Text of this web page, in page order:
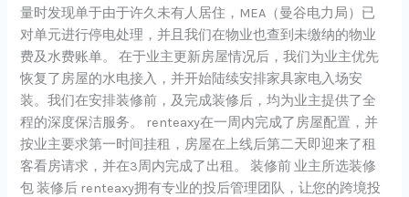
量时发现单于由于许久未有人居住，MEA（曼谷电力局）已
对单元进行停电处理，并且我们在物业也查到未缴纳的物业
费及水费账单。 在于业主更新房屋情况后，我们为业主优先
恢复了房屋的水电接入，并开始陆续安排家具家电入场安
装。我们在安排装修前，及完成装修后，均为业主提供了全
程的深度保洁服务。 renteaxy在一周内完成了房屋配置，并
按业主要求第一时间挂租，房屋在上线后第二天即迎来了租
客看房请求，并在3周内完成了出租。 装修前 业主所选装修
包 装修后 renteaxy拥有专业的投后管理团队，让您的跨境投
New
Rama
9